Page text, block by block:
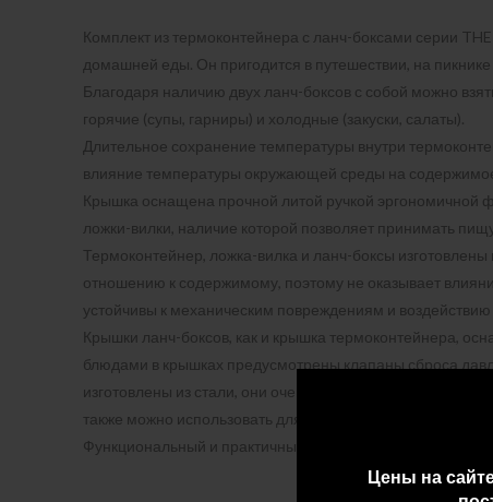
Цены на
Комплект из термоконтейнера с ланч-боксами серии
домашней еды. Он пригодится в путешествии, на
Благодаря наличию двух ланч-боксов с собой можно
горячие (супы, гарниры) и холодные (закуски, салаты).
Длительное сохранение температуры внутри
влияние температуры окружающей среды на
Крышка оснащена прочной литой ручкой эргономичной
ложки-вилки, наличие которой позволяет принимать
Термоконтейнер, ложка-вилка и ланч-боксы
отношению к содержимому, поэтому не оказывает
устойчивы к механическим повреждениям и
Крышки ланч-боксов, как и крышка термоконтейнера,
блюдами в крышках предусмотрены клапаны сброса
изготовлены из стали, они очень легкие — вес каждого
также можно использовать для хранения блюд в
Функциональный и практичный комплект TCLB-1480SY